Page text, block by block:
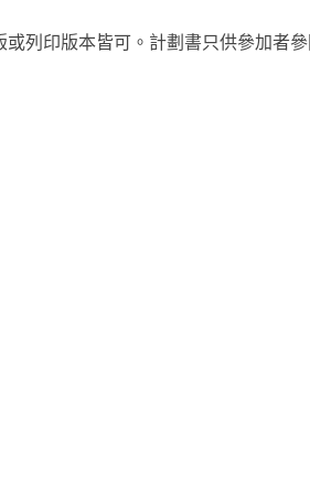
列印版本皆可。計劃書只供參加者